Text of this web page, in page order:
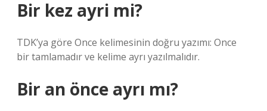
Bir kez ayri mi?
TDK’ya göre Once kelimesinin doğru yazımı: Once
bir tamlamadır ve kelime ayrı yazılmalıdır.
Bir an önce ayrı mı?